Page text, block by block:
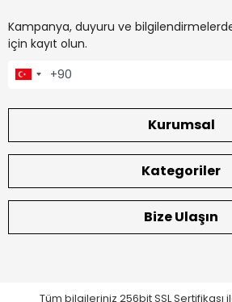
Kampanya, duyuru ve
için kayıt olun.
Kurumsal
Kategoriler
Bize Ulaşın
Tüm bilgileriniz 256bit SSL Sertifikası